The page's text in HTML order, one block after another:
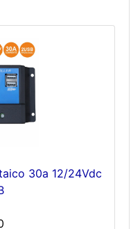
30a 12/24Vdc